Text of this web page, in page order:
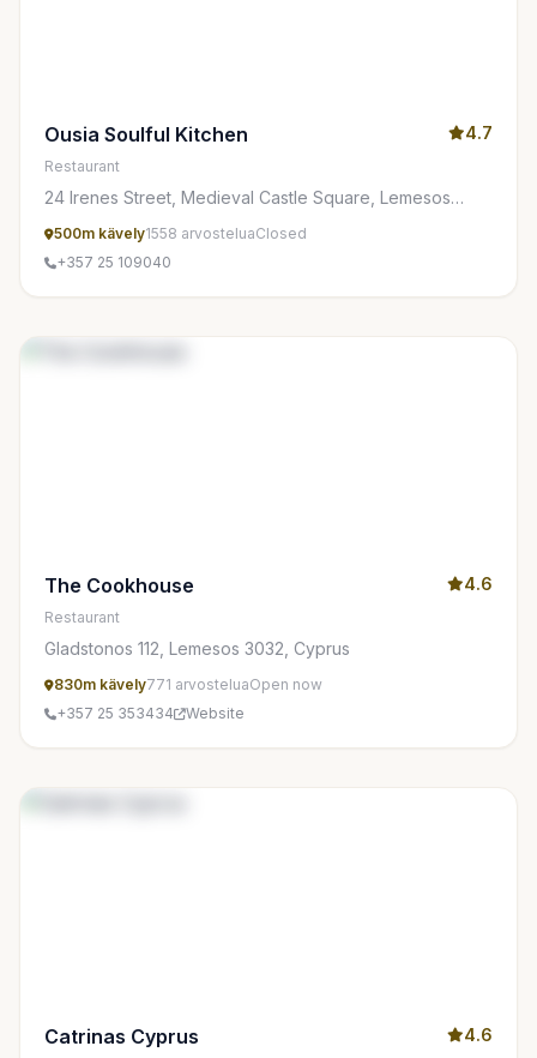
Ousia Soulful Kitchen 4.7
Restaurant
24 Irenes Street, Medieval Castle Square, Lemesos
500m kävely1558 arvosteluaClosed
+357 25 109040
The Cookhouse 4.6
Restaurant
Gladstonos 112, Lemesos 3032, Cyprus
830m kävely771 arvosteluaOpen now
+357 25 353434
Website
Catrinas Cyprus 4.6